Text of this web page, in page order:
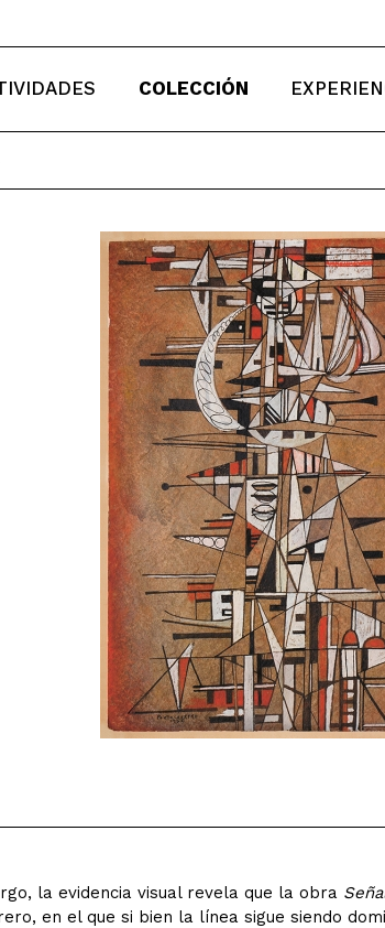
COLECCIÓN
la evidencia visual revela que la obra
en el que si bien la línea sigue siendo